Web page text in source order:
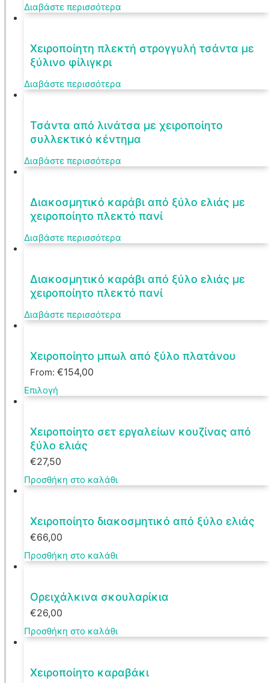
Διαβάστε περισσότερα
Χειροποίητη πλεκτή στρογγυλή τσάντα με
ξύλινο φίλιγκρι
Διαβάστε περισσότερα
Τσάντα από λινάτσα με χειροποίητο
συλλεκτικό κέντημα
Διαβάστε περισσότερα
Διακοσμητικό καράβι από ξύλο ελιάς με
χειροποίητο πλεκτό πανί
Διαβάστε περισσότερα
Διακοσμητικό καράβι από ξύλο ελιάς με
χειροποίητο πλεκτό πανί
Διαβάστε περισσότερα
Χειροποίητο μπωλ από ξύλο πλατάνου
From: €154,00
Επιλογή
το
πολλαπλές
παραλλαγές.
Οι
μπορούν
σελίδα
του
προϊόντος
Χειροποίητο σετ εργαλείων κουζίνας από
ξύλο ελιάς
€27,50
Προσθήκη στο καλάθι
Χειροποίητο διακοσμητικό από ξύλο ελιάς
€66,00
Προσθήκη στο καλάθι
Ορειχάλκινα σκουλαρίκια
€26,00
Προσθήκη στο καλάθι
Χειροποίητο καραβάκι